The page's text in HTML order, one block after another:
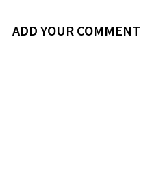
ADD YOUR COMMENT